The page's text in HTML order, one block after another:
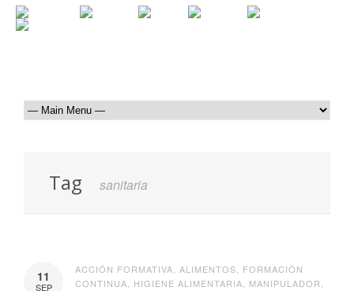
Tag sanitaria
11
SEP
ACCIÓN FORMATIVA ALIMENTOS
FORMACIÓN
CONTINUA
HIGIENE ALIMENTARIA MANIPULADOR